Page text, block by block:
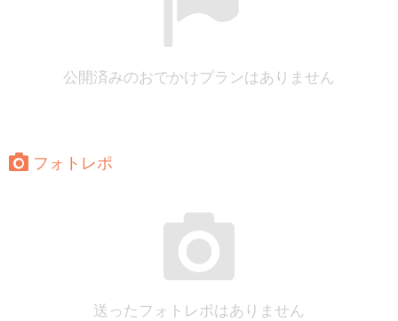
公開済みのおでかけプランはありません
フォトレポ
送ったフォトレポはありません